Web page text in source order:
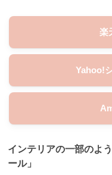
楽
Yahoo!
インテリアの一部のよ
ール」